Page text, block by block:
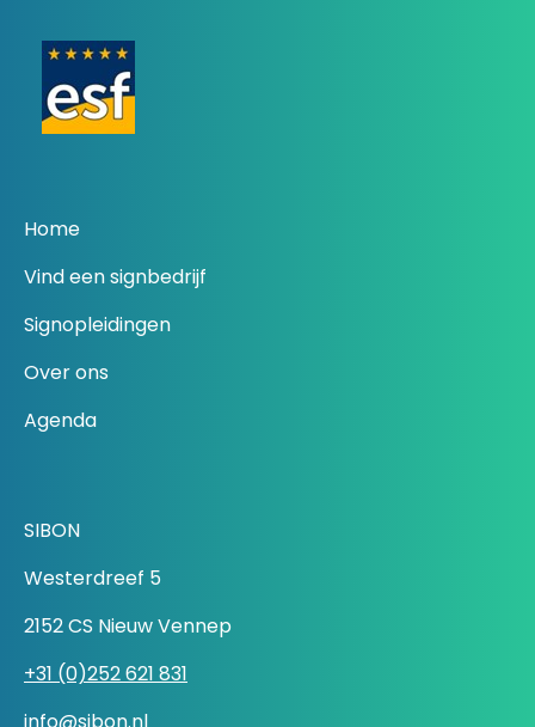
Home
Vind een signbedrijf
Signopleidingen
Over ons
Agenda
SIBON
Westerdreef 5
2152 CS Nieuw Vennep
+31 (0)252 621 831